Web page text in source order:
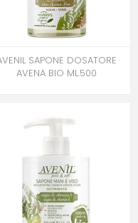
SAPONE DOSATORE
AVENA BIO ML.500